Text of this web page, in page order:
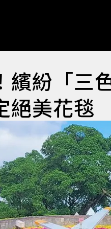
繽紛「三
絕美花毯